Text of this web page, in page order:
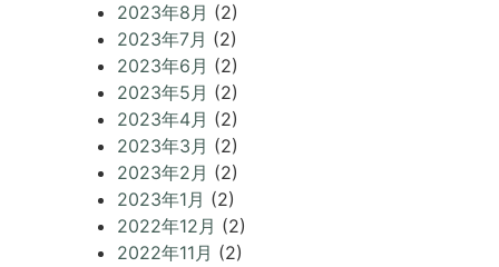
2023年8月 (2)
2023年7月 (2)
2023年6月 (2)
2023年5月 (2)
2023年4月 (2)
2023年3月 (2)
2023年2月 (2)
2023年1月 (2)
2022年12月 (2)
2022年11月 (2)